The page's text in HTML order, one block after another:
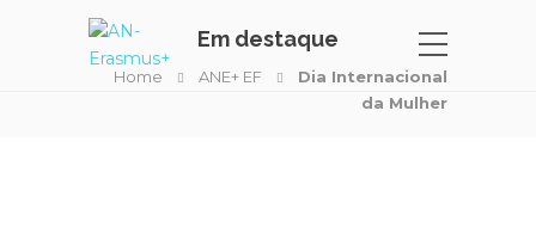
Em destaque
Home ANE+ EF
Dia Internacional
da Mulher